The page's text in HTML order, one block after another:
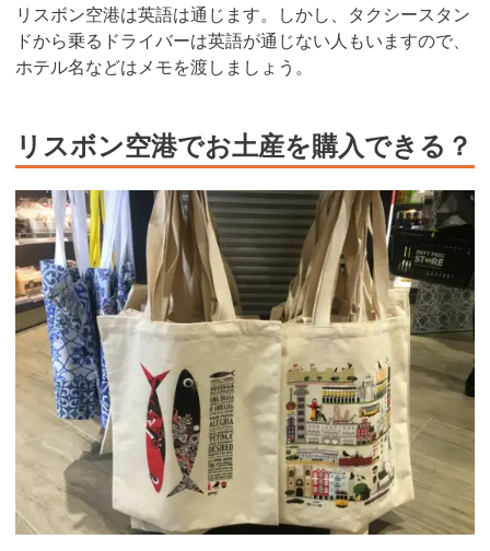
リスボン空港は英語は通じます。しかし、タクシースタン
ドから乗るドライバーは英語が通じない人もいますので、
ホテル名などはメモを渡しましょう。
リスボン空港でお土産を購入できる？